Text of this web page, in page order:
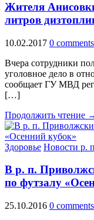
Жителя
литров
10.02.2017 0 comments
Вчера сотрудники
уголовное дело в
сообщает ГУ МВД
[…]
Продолжить чтение
Здоровье Новости р.
В р. п.
по футзалу
25.10.2016 0 comments